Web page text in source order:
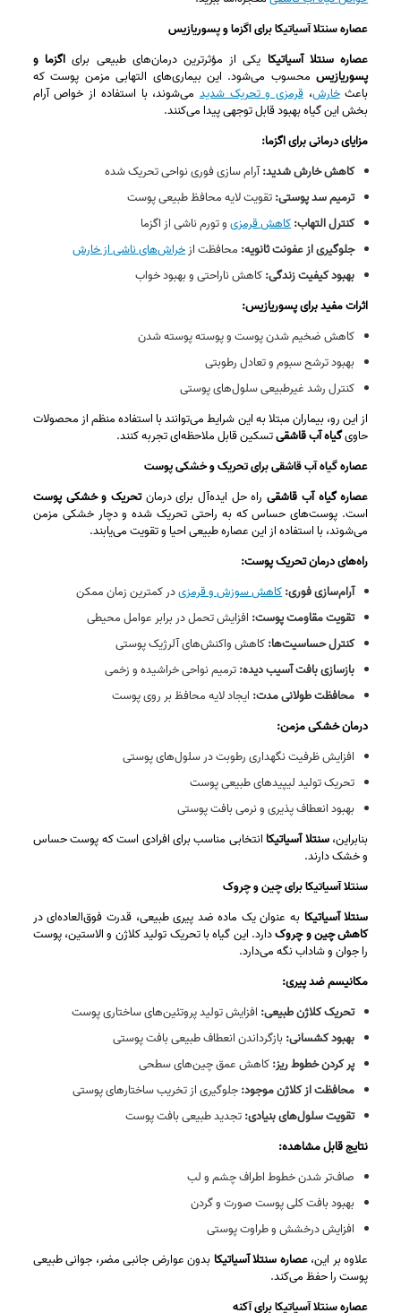
عصاره سنتلا آسیاتیکا برای اگزما و پسوریازیس
عصاره سنتلا آسیاتیکا یکی از مؤثرترین درمان‌های طبیعی برای اگزما و
پسوریازیسمحسوب می‌شود. این بیماری‌های التهابی مزمن پوست که
باعثخارش،قرمزی و تحریک شدیدمی‌شوند، با استفاده از خواص آرام‌
بخش این گیاه بهبود قابل توجهی پیدا می‌کنند.
مزایای درمانی برای اگزما:
کاهش خارش شدید:آرام‌ سازی فوری نواحی تحریک‌ شده
ترمیم سد پوستی:تقویت لایه محافظ طبیعی پوست
کنترل التهاب:کاهش قرمزیو تورم ناشی از اگزما
جلوگیری از عفونت ثانویه: محافظت ازخراش‌های ناشی از خارش
بهبود کیفیت زندگی:کاهش ناراحتی و بهبود خواب
اثرات مفید برای پسوریازیس:
کاهش ضخیم شدن پوست و پوسته‌ پوسته شدن
بهبود ترشح سبوم و تعادل رطوبتی
کنترل رشد غیرطبیعی سلول‌های پوستی
از این رو، بیماران مبتلا به این شرایط می‌توانند با استفاده منظم از محصولات
حاویگیاه آب قاشقیتسکین قابل ملاحظه‌ای تجربه کنند.
عصاره گیاه آب قاشقی برای تحریک و خشکی پوست
عصاره گیاه آب قاشقیراه حل ایده‌آل برای درمانتحریک و خشکی پوست
است. پوست‌های حساس که به راحتی تحریک شده و دچار خشکی مزمن
می‌شوند، با استفاده از این عصاره طبیعی احیا و تقویت می‌یابند.
راه‌های درمان تحریک پوست:
آرام‌سازی فوری:کاهش سوزش و قرمزیدر کمترین زمان ممکن
تقویت مقاومت پوست: افزایش تحمل در برابر عوامل محیطی
کنترل حساسیت‌ها:کاهش واکنش‌های آلرژیک پوستی
بازسازی بافت آسیب‌ دیده:ترمیم نواحی خراشیده و زخمی
محافظت طولانی‌ مدت: ایجاد لایه محافظ بر روی پوست
درمان خشکی مزمن:
افزایش ظرفیت نگهداری رطوبت در سلول‌های پوستی
تحریک تولید لیپیدهای طبیعی پوست
بهبود انعطاف‌ پذیری و نرمی بافت پوستی
بنابراین،سنتلا آسیاتیکا انتخابی مناسب برای افرادی است که پوست حساس
و خشک دارند.
سنتلا آسیاتیکا برای چین و چروک
سنتلا آسیاتیکا به عنوان یک ماده ضد پیری طبیعی، قدرت فوق‌العاده‌ای در
کاهش چین و چروکدارد. این گیاه با تحریک تولید کلاژن و الاستین، پوست
را جوان و شاداب نگه می‌دارد.
مکانیسم ضد پیری:
تحریک کلاژن طبیعی: افزایش تولید پروتئین‌های ساختاری پوست
بهبود کشسانی: بازگرداندن انعطاف طبیعی بافت پوستی
پر کردن خطوط ریز:کاهش عمق چین‌های سطحی
محافظت از کلاژن موجود:جلوگیری از تخریب ساختارهای پوستی
تقویت سلول‌های بنیادی:تجدید طبیعی بافت پوست
نتایج قابل مشاهده:
صاف‌تر شدن خطوط اطراف چشم و لب
بهبود بافت کلی پوست صورت و گردن
افزایش درخشش و طراوت پوستی
علاوه بر این،عصاره سنتلا آسیاتیکا بدون عوارض جانبی مضر، جوانی طبیعی
پوست را حفظ می‌کند.
عصاره سنتلا آسیاتیکا برای آکنه